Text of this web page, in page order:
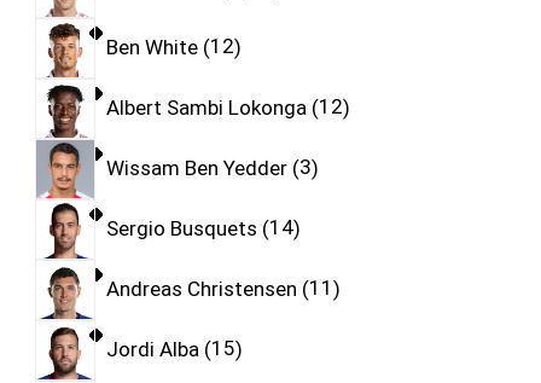
Ben White 12
Albert Sambi Lokonga 12
Wissam Ben Yedder 3
Sergio Busquets 14
Andreas Christensen 11
Jordi Alba 15